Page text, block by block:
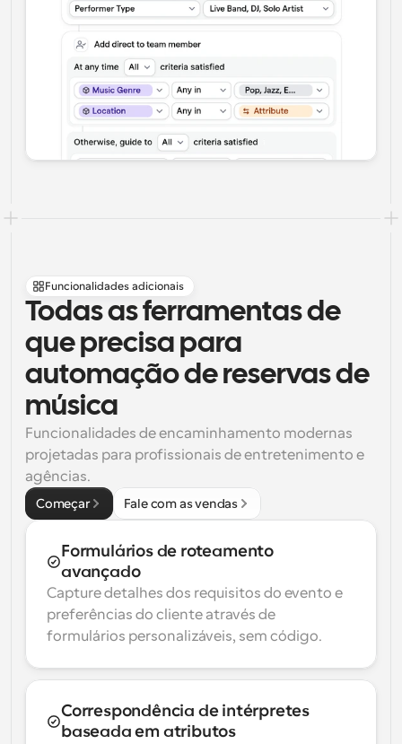
Funcionalidades adicionais
Todas as ferramentas de
que precisa para
automação de reservas de
música
Funcionalidades de encaminhamento modernas
projetadas para profissionais de entretenimento e
agências.
Começar Fale com as vendas
Formulários de roteamento
avançado
Capture detalhes dos requisitos do evento e
preferências do cliente através de
formulários personalizáveis, sem código.
Correspondência de intérpretes
baseada em atributos